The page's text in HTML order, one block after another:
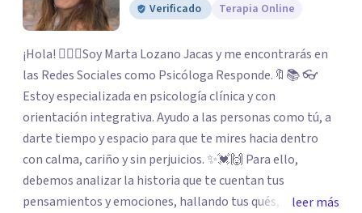
Verificado
Terapia Online
¡Hola! 🙋🏼‍♀️Soy Marta Lozano Jacas y me encontrarás en
las Redes Sociales como Psicóloga Responde.🔖📚 👓
Estoy especializada en psicología clínica y con
orientación integrativa. Ayudo a las personas como tú, a
darte tiempo y espacio para que te mires hacia dentro
con calma, cariño y sin perjuicios. ✨💓🙌 Para ello,
debemos analizar la historia que te cuentan tus
pensamientos y emociones, hallando tus qués, tus
leer más